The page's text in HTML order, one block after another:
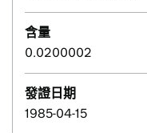
含量
0.0200002
發證日期
1985-04-15